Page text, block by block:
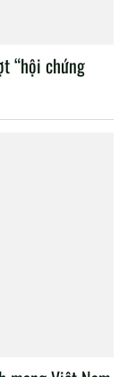
“hội chứng